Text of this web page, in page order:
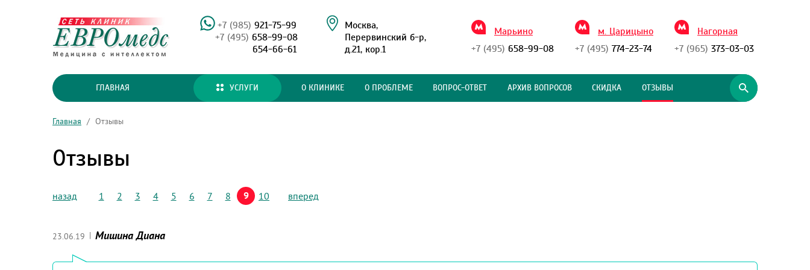
+7 (985) 921-75-99
+7 (495) 658-99-08
654-66-61
Москва,
Перервинский б-р,
д.21, кор.1
Марьино
+7 (495) 658-99-08
м. Царицыно
+7 (495) 774-23-74
Нагорная
+7 (965) 373-03-03
ГЛАВНАЯ УСЛУГИ О КЛИНИКЕ О ПРОБЛЕМЕ ВОПРОС-ОТВЕТ АРХИВ ВОПРОСОВ СКИДКА ОТЗЫВЫ
Главная / Отзывы
Отзывы
назад 1 2 3 4 5 6 7 8 9 10 вперед
23.06.19 | Мишина Диана